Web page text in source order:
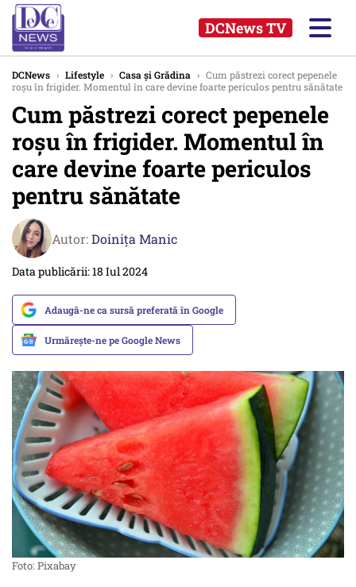
DCNews TV
DCNews › Lifestyle › Casa și Grădina › Cum păstrezi corect pepenele
roșu în frigider. Momentul în care devine foarte periculos pentru sănătate
Cum păstrezi corect pepenele
roșu în frigider. Momentul în
care devine foarte periculos
pentru sănătate
Autor:Doinița Manic
Data publicării: 18 Iul 2024
Adaugă-ne ca sursă preferată în Google
Urmărește-ne pe Google News
Foto: Pixabay